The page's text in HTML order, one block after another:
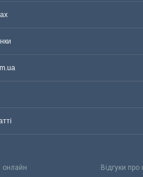
онлайн Відгуки про